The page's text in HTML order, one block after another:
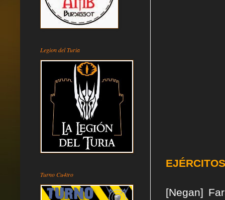
EJÉRCITOS
[Negan]
Legion del Turia
Turno Cu4tro